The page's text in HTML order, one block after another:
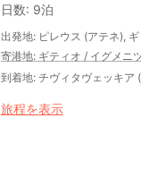
日数: 9泊
出発地: ピレウス (アテネ),
寄港地: ギティオ / イグメニ
到着地: チヴィタヴェッキア
旅程を表示